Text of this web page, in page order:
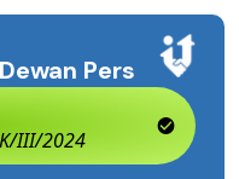
Pers
III/2024